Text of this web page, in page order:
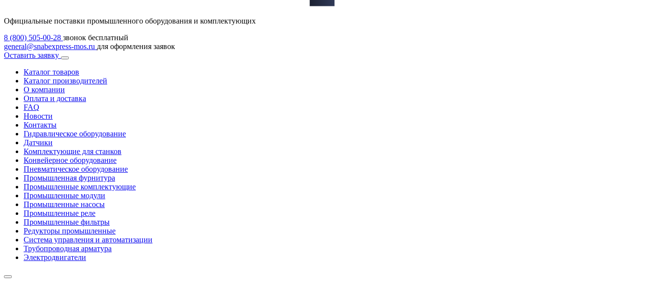
Официальные поставки промышленного оборудования и комплектующих
8 (800) 505-00-28 звонок бесплатный
general@snabexpress-mos.ru для оформления заявок
Оставить заявку
Каталог товаров
Каталог производителей
О компании
Оплата и доставка
FAQ
Новости
Контакты
Гидравлическое оборудование
Датчики
Комплектующие для станков
Конвейерное оборудование
Пневматическое оборудование
Промышленная фурнитура
Промышленные комплектующие
Промышленные модули
Промышленные насосы
Промышленные реле
Промышленные фильтры
Редукторы промышленные
Система управления и автоматизации
Трубопроводная арматура
Электродвигатели